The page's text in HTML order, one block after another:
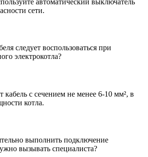
сети.
следует воспользоваться при
электрокотла?
с сечением не менее 6-10 мм², в
котла.
выполнить подключение
вызывать специалиста?